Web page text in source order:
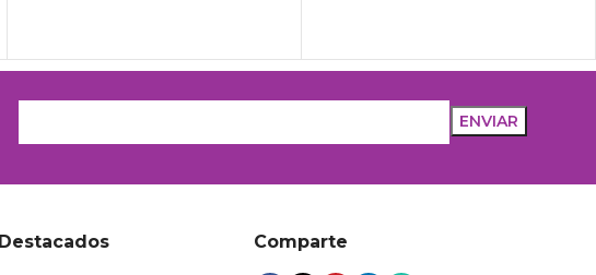
Destacados Comparte